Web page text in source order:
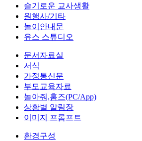
슬기로운 교사생활
원행사/기타
놀이안내문
유스 스튜디오
문서자료실
서식
가정통신문
부모교육자료
놀아줘,홈즈(PC/App)
상황별 알림장
이미지 프롬프트
환경구성